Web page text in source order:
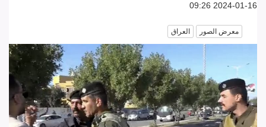
2024-01-16 09:26
معرض الصور العراق